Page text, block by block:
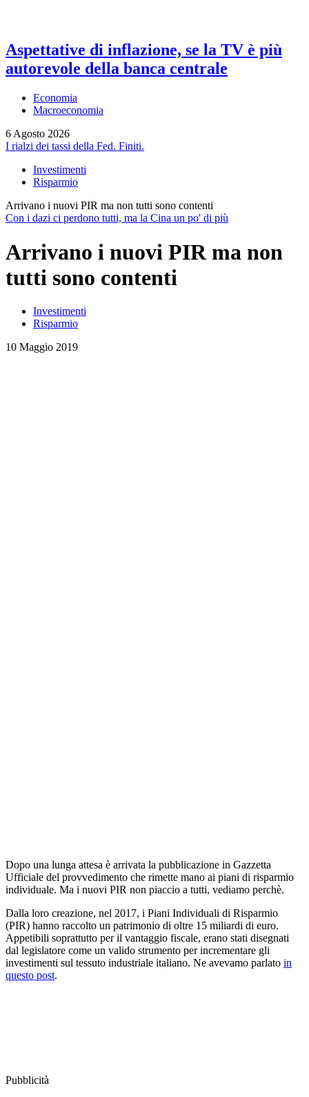
Aspettative di inflazione, se la TV è più
autorevole della banca centrale
Economia
Macroeconomia
6 Agosto 2026
I rialzi dei tassi della Fed. Finiti.
Investimenti
Risparmio
Arrivano i nuovi PIR ma non tutti sono contenti
Con i dazi ci perdono tutti, ma la Cina un po' di più
Arrivano i nuovi PIR ma non
tutti sono contenti
Investimenti
Risparmio
10 Maggio 2019
Dopo una lunga attesa è arrivata la pubblicazione in Gazzetta
Ufficiale del provvedimento che rimette mano ai piani di risparmio
individuale. Ma i nuovi PIR non piaccio a tutti, vediamo perchè.
Dalla loro creazione, nel 2017, i Piani Individuali di Risparmio
(PIR) hanno raccolto un patrimonio di oltre 15 miliardi di euro.
Appetibili soprattutto per il vantaggio fiscale, erano stati disegnati
dal legislatore come un valido strumento per incrementare gli
investimenti sul tessuto industriale italiano. Ne avevamo parlato in
questo post.
Pubblicità